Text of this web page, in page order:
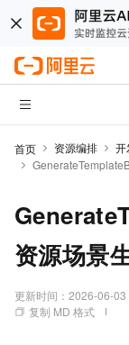
首页 资源编排 开
资源场景
更新时间： 2026-06-03
复制 MD 格式